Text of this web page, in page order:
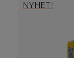
NYHET!